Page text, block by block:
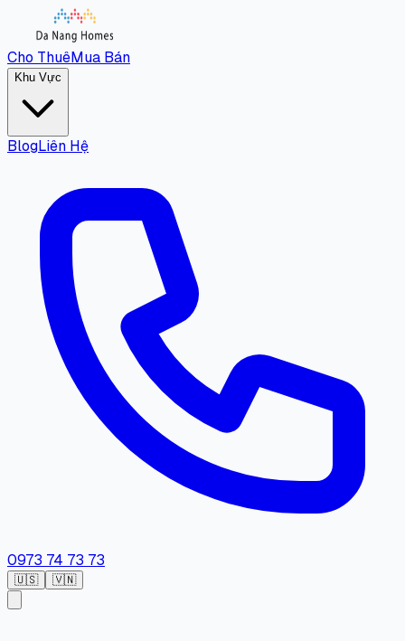
Cho ThuêMua Bán
Khu Vực
BlogLiên Hệ
0973 74 73 73
🇺🇸 🇻🇳